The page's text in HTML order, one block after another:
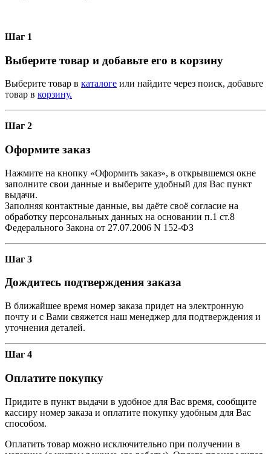
Шаг 1
Выберите товар и добавьте его в корзину
Выберите товар в каталоге или найдите через поиск, добавьте
товар в корзину.
Шаг 2
Оформите заказ
Нажмите на кнопку «Оформить заказ», в открывшемся окне
заполните свои данные и выберите удобный для Вас пункт
выдачи.
Заполняя контактные данные, вы даёте своё согласие на
обработку персональных данных на основании п.1 ст.8
Федерального Закона от 27.07.2006 N 152-ФЗ
Шаг 3
Дождитесь подтверждения заказа
В ближайшее время номер заказа придет на электронную
почту и с Вами свяжется наш менеджер для подтверждения и
уточнения деталей.
Шаг 4
Оплатите покупку
Придите в пункт выдачи в удобное для Вас время, сообщите
кассиру номер заказа и оплатите покупку удобным для Вас
способом.
Оплатить товар можно исключительно при получении в